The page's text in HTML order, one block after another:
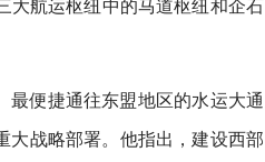
便捷通往东盟地区的水运大通
大战略部署。他指出，建设西部